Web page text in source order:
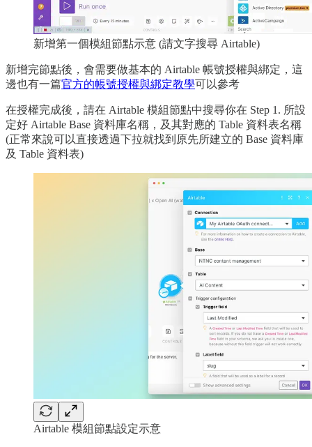
新增第一個模組節點示意 (請文字搜尋 Airtable)
新增完節點後，會需要做基本的 Airtable 帳號授權與綁定，這
邊也有一篇官方的帳號授權與綁定教學可以參考
在授權完成後，請在 Airtable 模組節點中搜尋你在 Step 1. 所設
定好 Airtable Base 資料庫名稱，及其對應的 Table 資料表名稱
(正常來說可以直接透過下拉就找到原先所建立的 Base 資料庫
及 Table 資料表)
Airtable 模組節點設定示意